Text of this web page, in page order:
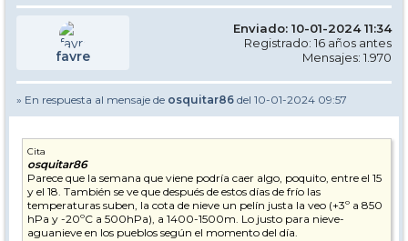
favre
Enviado: 10-01-2024 11:34
Registrado: 16 años antes
Mensajes: 1.970
» En respuesta al mensaje de osquitar86 del 10-01-2024 09:57
Cita
osquitar86
Parece que la semana que viene podría caer algo, poquito, entre el 15
y el 18. También se ve que después de estos días de frío las
temperaturas suben, la cota de nieve un pelín justa la veo (+3º a 850
hPa y -20ºC a 500hPa), a 1400-1500m. Lo justo para nieve-
aguanieve en los pueblos según el momento del día.